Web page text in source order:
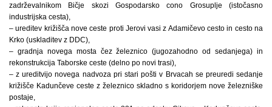
zadrževalnikom Bičje skozi Gospodarsko cono Grosuplje (istočasno
industrijska cesta),
– ureditev križišča nove ceste proti Jerovi vasi z Adamičevo cesto in cesto na
Krko (uskladitev z DDC),
– gradnja novega mosta čez železnico (jugozahodno od sedanjega) in
rekonstrukcija Taborske ceste (delno po novi trasi),
– z ureditvijo novega nadvoza pri stari pošti v Brvacah se preuredi sedanje
križišče Kadunčeve ceste z železnico skladno s koridorjem nove železniške
postaje,